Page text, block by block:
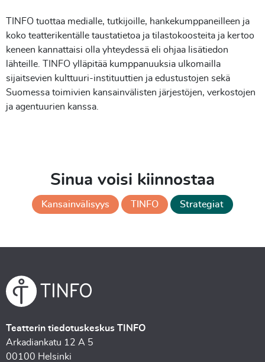
TINFO tuottaa medialle, tutkijoille, hankekumppaneilleen ja
koko teatterikentälle taustatietoa ja tilastokoosteita ja kertoo
keneen kannattaisi olla yhteydessä eli ohjaa lisätiedon
lähteille. TINFO ylläpitää kumppanuuksia ulkomailla
sijaitsevien kulttuuri-instituuttien ja edustustojen sekä
Suomessa toimivien kansainvälisten järjestöjen, verkostojen
ja agentuurien kanssa.
Sinua voisi kiinnostaa
Kansainvälisyys TINFO Strategiat
Teatterin tiedotuskeskus TINFO
Arkadiankatu 12 A 5
00100 Helsinki